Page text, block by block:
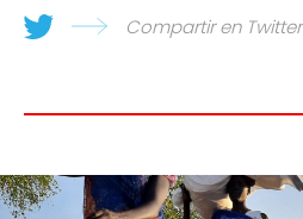
Compartir en Twitter